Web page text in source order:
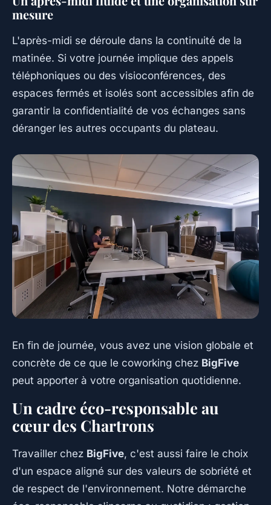
mesure
L'après-midi se déroule dans la continuité de la
matinée. Si votre journée implique des appels
téléphoniques ou des visioconférences, des
espaces fermés et isolés sont accessibles afin de
garantir la confidentialité de vos échanges sans
déranger les autres occupants du plateau.
En fin de journée, vous avez une vision globale et
concrète de ce que le coworking chez BigFive
peut apporter à votre organisation quotidienne.
Un cadre éco-responsable au
cœur des Chartrons
Travailler chez BigFive, c'est aussi faire le choix
d'un espace aligné sur des valeurs de sobriété et
de respect de l'environnement. Notre démarche